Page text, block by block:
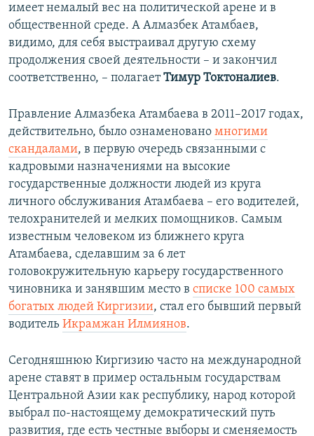
имеет немалый вес на политической арене и в
общественной среде. А Алмазбек Атамбаев,
видимо, для себя выстраивал другую схему
продолжения своей деятельности – и закончил
соответственно, – полагаетТимур Токтоналиев.
Правление Алмазбека Атамбаева в 2011–2017 годах,
действительно, было ознаменовано многими
скандалами, в первую очередь связанными с
кадровыми назначениями на высокие
государственные должности людей из круга
личного обслуживания Атамбаева – его водителей,
телохранителей и мелких помощников. Самым
известным человеком из ближнего круга
Атамбаева, сделавшим за 6 лет
головокружительную карьеру государственного
чиновника и занявшим место в списке 100 самых
богатых людей Киргизии, стал его бывший первый
водитель Икрамжан Илмиянов.
Сегодняшнюю Киргизию часто на международной
арене ставят в пример остальным государствам
Центральной Азии как республику, народ которой
выбрал по-настоящему демократический путь
развития, где есть честные выборы и сменяемость